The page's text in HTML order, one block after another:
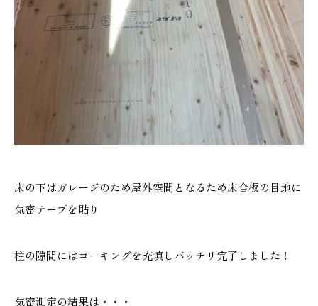
床の下はガレージのため屋外空間となるため床合板の目地に
気密テープを貼り
柱の隙間にはコーキングを充填しバッチリ完了しました！
気密測定の結果は・・・